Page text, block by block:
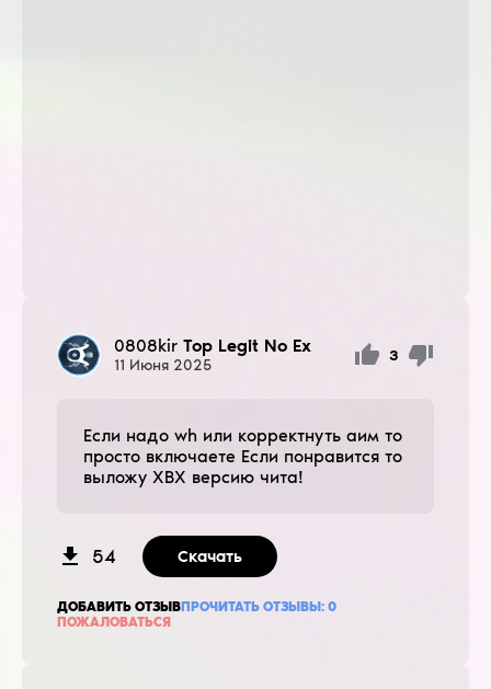
0808kir Top Legit No Ex
11 Июня 2025
3
Если надо wh или корректнуть аим то
просто включаете Если понравится то
выложу ХВХ версию чита!
54 Скачать
ДОБАВИТЬ ОТЗЫВПРОЧИТАТЬ ОТЗЫВЫ: 0
ПОЖАЛОВАТЬСЯ